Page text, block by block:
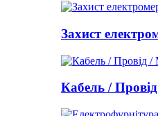
Захист
Кабель /